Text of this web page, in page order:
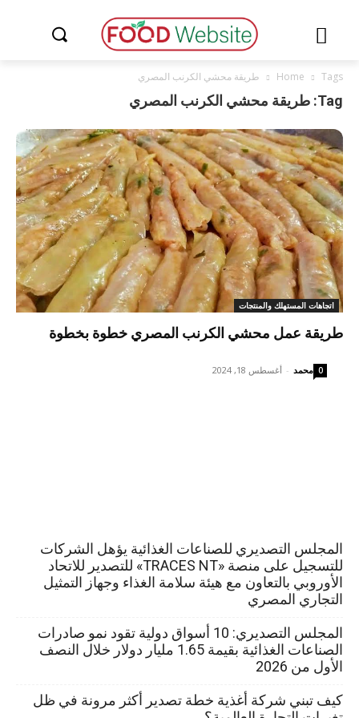
Home Tags طريقة محشي الكرنب المصري
Tag: طريقة محشي الكرنب المصري
اتجاهات المستهلك والمنتجات
طريقة عمل محشي الكرنب المصري خطوة بخطوة
محمد - أغسطس 18, 2024 0
المجلس التصديري للصناعات الغذائية يؤهل الشركات
للتسجيل على منصة «TRACES NT» للتصدير للاتحاد
الأوروبي بالتعاون مع هيئة سلامة الغذاء وجهاز التمثيل
التجاري المصري
المجلس التصديري: 10 أسواق دولية تقود نمو صادرات
الصناعات الغذائية بقيمة 1.65 مليار دولار خلال النصف
الأول من 2026
كيف تبني شركة أغذية خطة تصدير أكثر مرونة في ظل